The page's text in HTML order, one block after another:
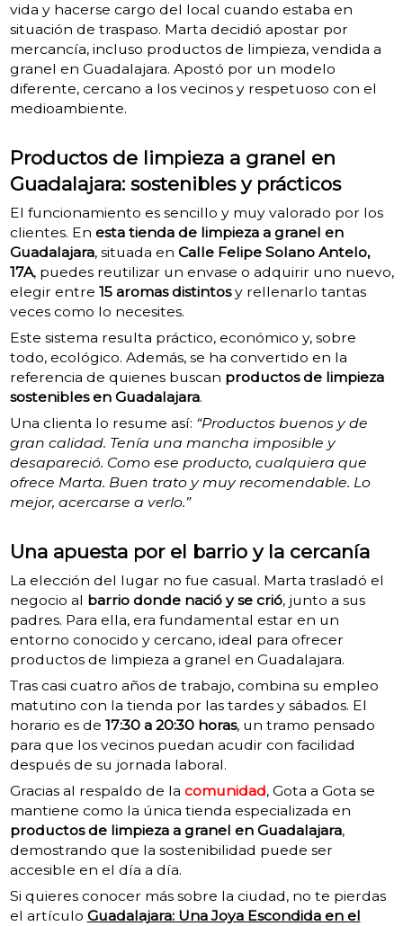
vida y hacerse cargo del local cuando estaba en
situación de traspaso. Marta decidió apostar por
mercancía, incluso productos de limpieza, vendida a
granel en Guadalajara. Apostó por un modelo
diferente, cercano a los vecinos y respetuoso con el
medioambiente.
Productos de limpieza a granel en
Guadalajara: sostenibles y prácticos
El funcionamiento es sencillo y muy valorado por los
clientes. En esta tienda de limpieza a granel en
Guadalajara, situada en Calle Felipe Solano Antelo,
17A, puedes reutilizar un envase o adquirir uno nuevo,
elegir entre 15 aromas distintosy rellenarlo tantas
veces como lo necesites.
Este sistema resulta práctico, económico y, sobre
todo, ecológico. Además, se ha convertido en la
referencia de quienes buscan productos de limpieza
sostenibles en Guadalajara.
Una clienta lo resume así: “Productos buenos y de
gran calidad. Tenía una mancha imposible y
desapareció. Como ese producto, cualquiera que
ofrece Marta. Buen trato y muy recomendable. Lo
mejor, acercarse a verlo.”
Una apuesta por el barrio y la cercanía
La elección del lugar no fue casual. Marta trasladó el
negocio al barrio donde nació y se crió, junto a sus
padres. Para ella, era fundamental estar en un
entorno conocido y cercano, ideal para ofrecer
productos de limpieza a granel en Guadalajara.
Tras casi cuatro años de trabajo, combina su empleo
matutino con la tienda por las tardes y sábados. El
horario es de 17:30 a 20:30 horas, un tramo pensado
para que los vecinos puedan acudir con facilidad
después de su jornada laboral.
Gracias al respaldo de la comunidad, Gota a Gota se
mantiene como la única tienda especializada en
productos de limpieza a granel en Guadalajara,
demostrando que la sostenibilidad puede ser
accesible en el día a día.
Si quieres conocer más sobre la ciudad, no te pierdas
el artículo Guadalajara: Una Joya Escondida en el